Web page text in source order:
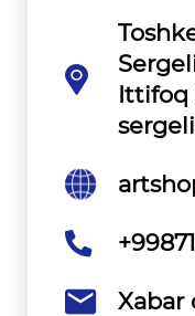
Ittifoq
Xabar